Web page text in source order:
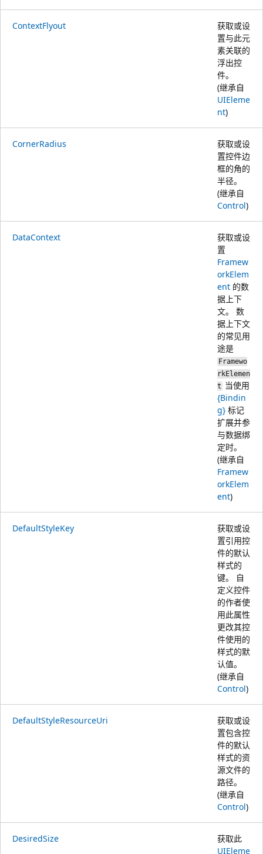
ContextFlyout
获取或设
置与此元
素关联的
浮出控
件。
(继承自
UIEleme
nt)
CornerRadius
获取或设
置控件边
框的角的
半径。
(继承自
Control)
DataContext
获取或设
置
Framew
orkElem
ent 的数
据上下
文。 数
据上下文
的常见用
途是
Framewo
rkElemen
t 当使用
{Bindin
g} 标记
扩展并参
与数据绑
定时。
(继承自
Framew
orkElem
ent)
DefaultStyleKey
获取或设
置引用控
件的默认
样式的
键。 自
定义控件
的作者使
用此属性
更改其控
件使用的
样式的默
认值。
(继承自
Control)
DefaultStyleResourceUri
获取或设
置包含控
件的默认
样式的资
源文件的
路径。
(继承自
Control)
DesiredSize
获取此
UIEleme